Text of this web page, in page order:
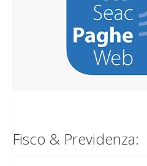
Fisco & Previdenza: